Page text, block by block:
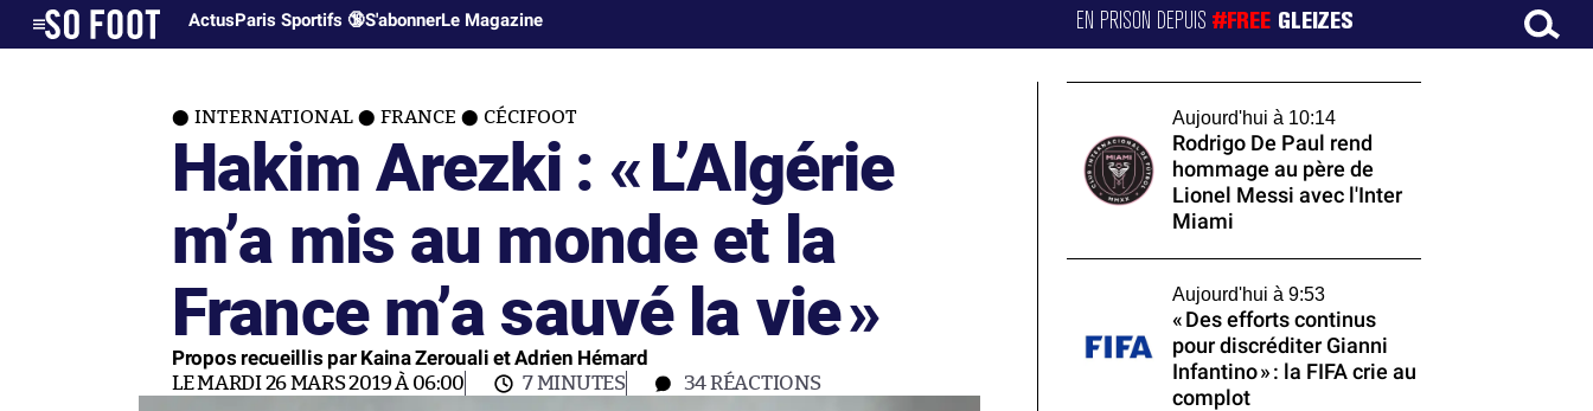
ActusParis Sportifs 🔞S'abonnerLe Magazine EN PRISON DEPUIS#FREE GLEIZES
INTERNATIONAL FRANCE CÉCIFOOT
Hakim Arezki : «L’Algérie
m’a mis au monde et la
France m’a sauvé la vie»
Propos recueillis par Kaina Zerouali et Adrien Hémard
LE MARDI 26 MARS 2019 À 06:00 7 MINUTES 34RÉACTIONS
Aujourd'hui à 10:14
Rodrigo De Paul rend
hommage au père de
Lionel Messi avec l'Inter
Miami
Aujourd'hui à 9:53
« Des efforts continus
pour discréditer Gianni
Infantino » : la FIFA crie au
complot